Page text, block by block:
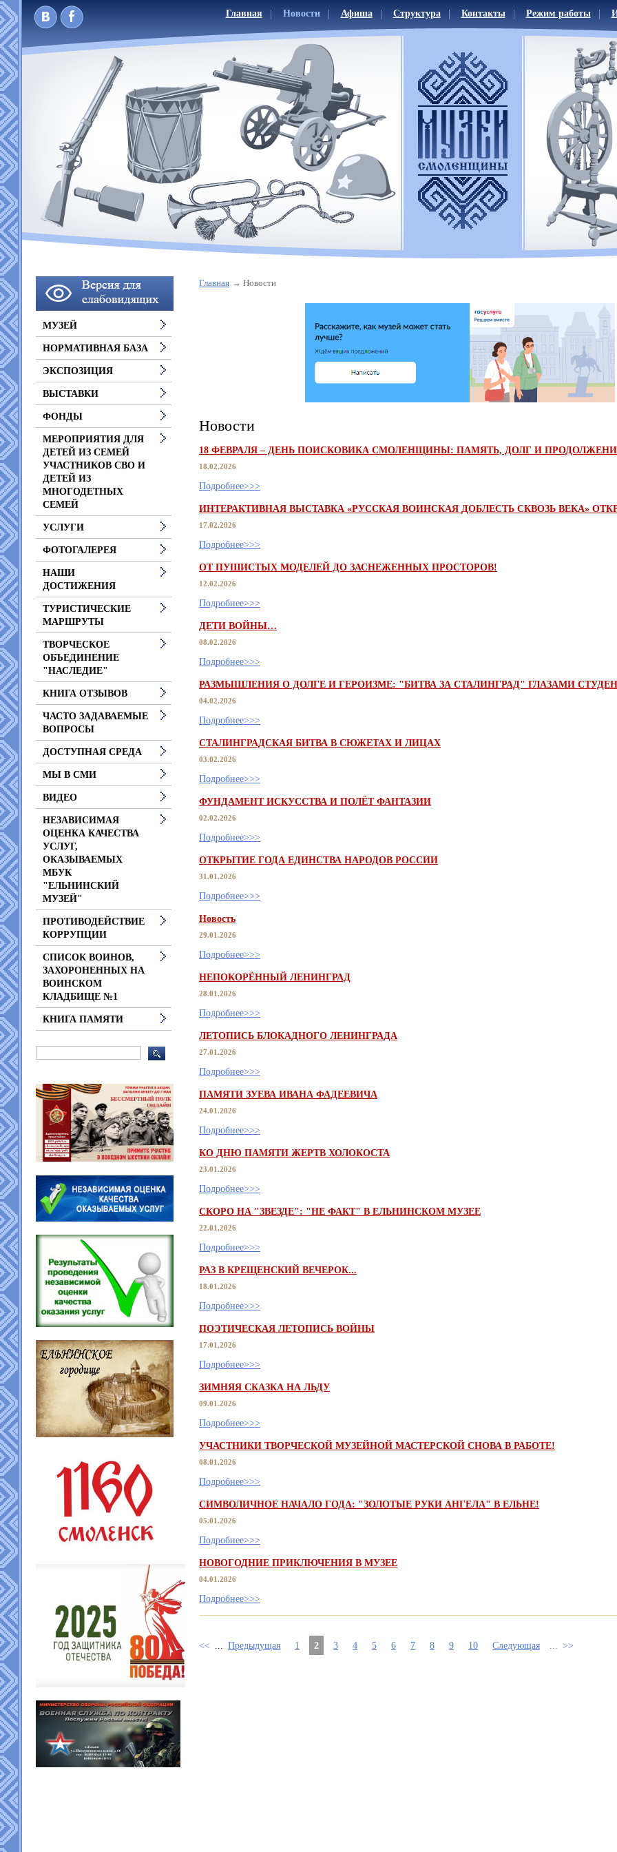
Главная Новости Афиша Структура Контакты Режим работы
Главная Новости
Новости
18 ФЕВРАЛЯ – ДЕНЬ ПОИСКОВИКА СМОЛЕНЩИНЫ: ПАМЯТЬ, ДОЛГ И
18.02.2026
Подробнее>>>
ИНТЕРАКТИВНАЯ ВЫСТАВКА «РУССКАЯ ВОИНСКАЯ ДОБЛЕСТЬ СКВОЗЬ ВЕКА»
17.02.2026
Подробнее>>>
ОТ ПУШИСТЫХ МОДЕЛЕЙ ДО ЗАСНЕЖЕННЫХ ПРОСТОРОВ!
12.02.2026
Подробнее>>>
ДЕТИ ВОЙНЫ…
08.02.2026
Подробнее>>>
РАЗМЫШЛЕНИЯ О ДОЛГЕ И ГЕРОИЗМЕ: "БИТВА ЗА СТАЛИНГРАД" ГЛАЗАМИ
04.02.2026
Подробнее>>>
СТАЛИНГРАДСКАЯ БИТВА В СЮЖЕТАХ И ЛИЦАХ
03.02.2026
Подробнее>>>
ФУНДАМЕНТ ИСКУССТВА И ПОЛЁТ ФАНТАЗИИ
02.02.2026
Подробнее>>>
ОТКРЫТИЕ ГОДА ЕДИНСТВА НАРОДОВ РОССИИ
31.01.2026
Подробнее>>>
Новость
29.01.2026
Подробнее>>>
НЕПОКОРЁННЫЙ ЛЕНИНГРАД
28.01.2026
Подробнее>>>
ЛЕТОПИСЬ БЛОКАДНОГО ЛЕНИНГРАДА
27.01.2026
Подробнее>>>
ПАМЯТИ ЗУЕВА ИВАНА ФАДЕЕВИЧА
24.01.2026
Подробнее>>>
КО ДНЮ ПАМЯТИ ЖЕРТВ ХОЛОКОСТА
23.01.2026
Подробнее>>>
СКОРО НА "ЗВЕЗДЕ": "НЕ ФАКТ" В ЕЛЬНИНСКОМ МУЗЕЕ
22.01.2026
Подробнее>>>
РАЗ В КРЕЩЕНСКИЙ ВЕЧЕРОК...
18.01.2026
Подробнее>>>
ПОЭТИЧЕСКАЯ ЛЕТОПИСЬ ВОЙНЫ
17.01.2026
Подробнее>>>
ЗИМНЯЯ СКАЗКА НА ЛЬДУ
09.01.2026
Подробнее>>>
УЧАСТНИКИ ТВОРЧЕСКОЙ МУЗЕЙНОЙ МАСТЕРСКОЙ СНОВА В РАБОТЕ!
08.01.2026
Подробнее>>>
СИМВОЛИЧНОЕ НАЧАЛО ГОДА: "ЗОЛОТЫЕ РУКИ АНГЕЛА" В ЕЛЬНЕ!
05.01.2026
Подробнее>>>
НОВОГОДНИЕ ПРИКЛЮЧЕНИЯ В МУЗЕЕ
04.01.2026
Подробнее>>>
<< Предыдущая 1 2 3 4 5 6 7 8 9 10 Следующая >>
МУЗЕЙ
НОРМАТИВНАЯ БАЗА
ЭКСПОЗИЦИЯ
ВЫСТАВКИ
ФОНДЫ
МЕРОПРИЯТИЯ ДЛЯ
ДЕТЕЙ ИЗ СЕМЕЙ
УЧАСТНИКОВ СВО И
ДЕТЕЙ ИЗ
МНОГОДЕТНЫХ
СЕМЕЙ
УСЛУГИ
ФОТОГАЛЕРЕЯ
НАШИ
ДОСТИЖЕНИЯ
ТУРИСТИЧЕСКИЕ
МАРШРУТЫ
ТВОРЧЕСКОЕ
ОБЪЕДИНЕНИЕ
"НАСЛЕДИЕ"
КНИГА ОТЗЫВОВ
ЧАСТО ЗАДАВАЕМЫЕ
ВОПРОСЫ
ДОСТУПНАЯ СРЕДА
МЫ В СМИ
ВИДЕО
НЕЗАВИСИМАЯ
ОЦЕНКА КАЧЕСТВА
УСЛУГ,
ОКАЗЫВАЕМЫХ
МБУК
"ЕЛЬНИНСКИЙ
МУЗЕЙ"
ПРОТИВОДЕЙСТВИЕ
КОРРУПЦИИ
СПИСОК ВОИНОВ,
ЗАХОРОНЕННЫХ НА
ВОИНСКОМ
КЛАДБИЩЕ №1
КНИГА ПАМЯТИ